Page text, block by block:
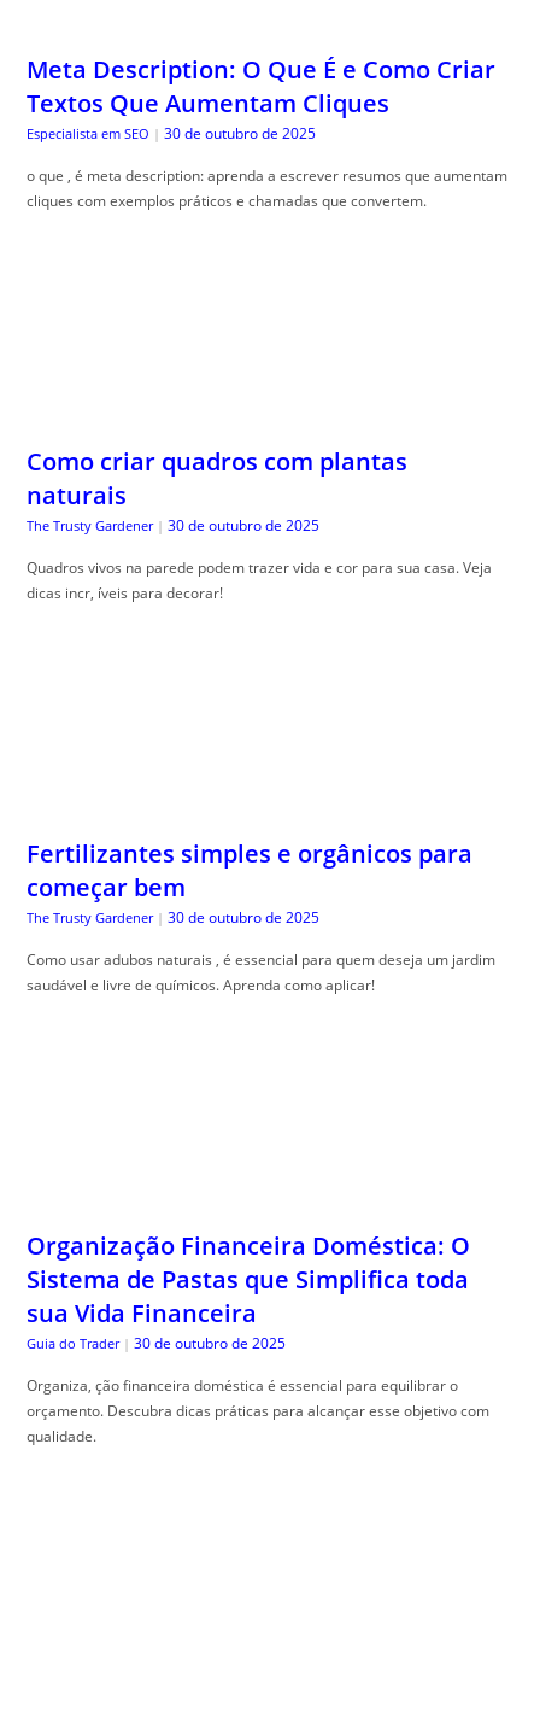
Meta Description: O Que É e Como Criar
Textos Que Aumentam Cliques
Especialista em SEO | 30 de outubro de 2025
o que , é meta description: aprenda a escrever resumos que aumentam
cliques com exemplos práticos e chamadas que convertem.
Como criar quadros com plantas
naturais
The Trusty Gardener | 30 de outubro de 2025
Quadros vivos na parede podem trazer vida e cor para sua casa. Veja
dicas incr, íveis para decorar!
Fertilizantes simples e orgânicos para
começar bem
The Trusty Gardener | 30 de outubro de 2025
Como usar adubos naturais , é essencial para quem deseja um jardim
saudável e livre de químicos. Aprenda como aplicar!
Organização Financeira Doméstica: O
Sistema de Pastas que Simplifica toda
sua Vida Financeira
Guia do Trader | 30 de outubro de 2025
Organiza, ção financeira doméstica é essencial para equilibrar o
orçamento. Descubra dicas práticas para alcançar esse objetivo com
qualidade.